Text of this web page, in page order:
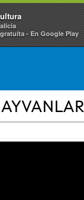
- En Google Play